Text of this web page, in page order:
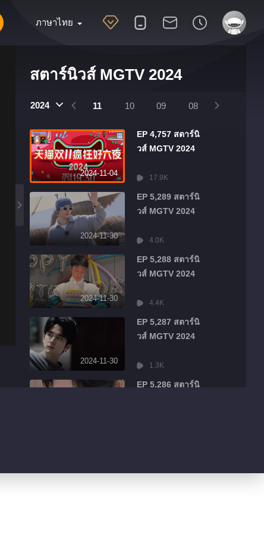
ภาษาไทย
สตาร์นิวส์ MGTV 2024
2024
01 12 11 10 09 08
2024-11-04
EP 4,757 สตาร์นิ
วส์ MGTV 2024
17.9K
2024-11-30
EP 5,289 สตาร์นิ
วส์ MGTV 2024
4.0K
2024-11-30
EP 5,288 สตาร์นิ
วส์ MGTV 2024
4.4K
2024-11-30
EP 5,287 สตาร์นิ
วส์ MGTV 2024
1.3K
EP 5,286 สตาร์นิ